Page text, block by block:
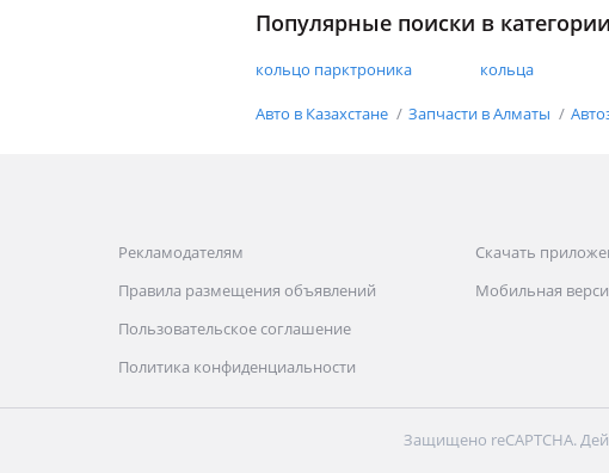
Популярные поиски в
кольцо парктроника кольца
Авто в Казахстане Запчасти в Алматы
Рекламодателям
Правила размещения объявлений
Пользовательское соглашение
Политика конфиденциальности
Скачать
Мобильная
Защищено reCAPTCHA.